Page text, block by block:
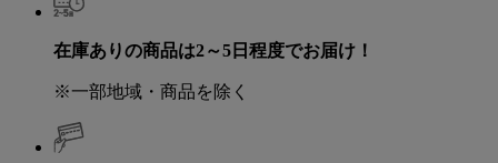
在庫ありの商品は2～5日程度でお届け！
※一部地域・商品を除く